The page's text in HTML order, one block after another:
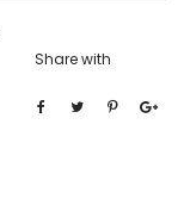
Share with